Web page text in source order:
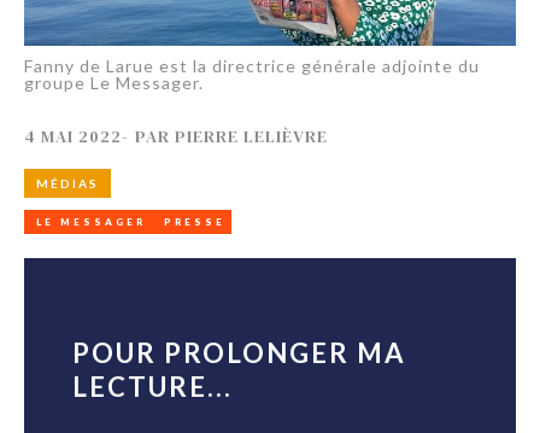
Fanny de Larue est la directrice générale adjointe du
groupe Le Messager.
4 MAI 2022- PAR PIERRE LELIÈVRE
MÉDIAS
LE MESSAGER PRESSE
POUR PROLONGER MA
LECTURE...